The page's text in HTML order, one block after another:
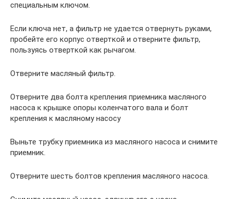
специальным ключом.
Если ключа нет, а фильтр не удается отвернуть руками,
пробейте его корпус отверткой и отверните фильтр,
пользуясь отверткой как рычагом.
Отверните масляный фильтр.
Отверните два болта крепления приемника масляного
насоса к крышке опоры коленчатого вала и болт
крепления к масляному насосу
Выньте трубку приемника из масляного насоса и снимите
приемник.
Отверните шесть болтов крепления масляного насоса.